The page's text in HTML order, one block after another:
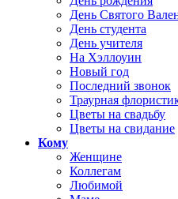
День Святого
День студента
День учителя
На Хэллоуин
Новый год
Последний звонок
Траурная
Цветы на свадьбу
Цветы на свидание
Кому
Женщине
Коллегам
Любимой